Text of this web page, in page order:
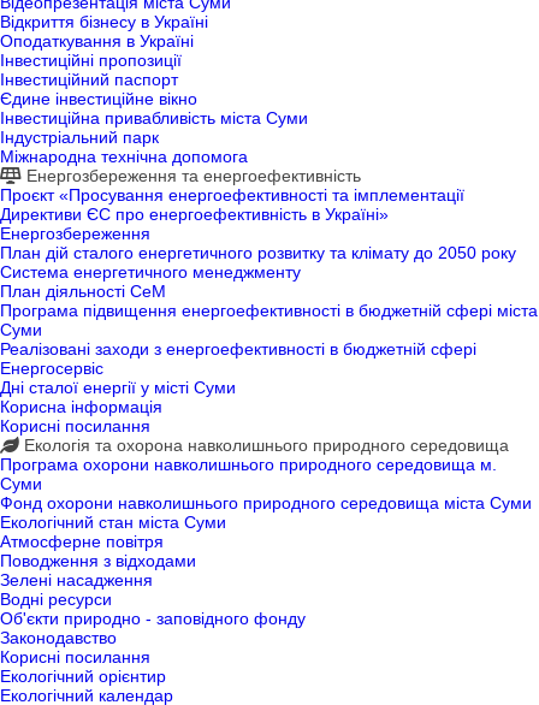
Відкриття бізнесу в Україні
Оподаткування в Україні
Інвестиційні пропозиції
Інвестиційний паспорт
Єдине інвестиційне вікно
Інвестиційна привабливість міста Суми
Індустріальний парк
Міжнародна технічна допомога
Енергозбереження та енергоефективність
Проєкт «Просування енергоефективності та імплементації
Директиви ЄС про енергоефективність в Україні»
Енергозбереження
План дій сталого енергетичного розвитку та клімату до 2050 року
Система енергетичного менеджменту
План діяльності СеМ
Програма підвищення енергоефективності в бюджетній сфері міста
Суми
Реалізовані заходи з енергоефективності в бюджетній сфері
Енергосервіс
Дні сталої енергії у місті Суми
Корисна інформація
Корисні посилання
Екологія та охорона навколишнього природного середовища
Програма охорони навколишнього природного середовища м.
Суми
Фонд охорони навколишнього природного середовища міста Суми
Екологічний стан міста Суми
Атмосферне повітря
Поводження з відходами
Зелені насадження
Водні ресурси
Об'єкти природно - заповідного фонду
Законодавство
Корисні посилання
Екологічний орієнтир
Екологічний календар